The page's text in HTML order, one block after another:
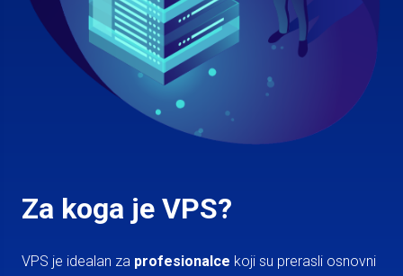
Za koga je VPS?
VPS je idealan za profesionalce koji su prerasli osnovni